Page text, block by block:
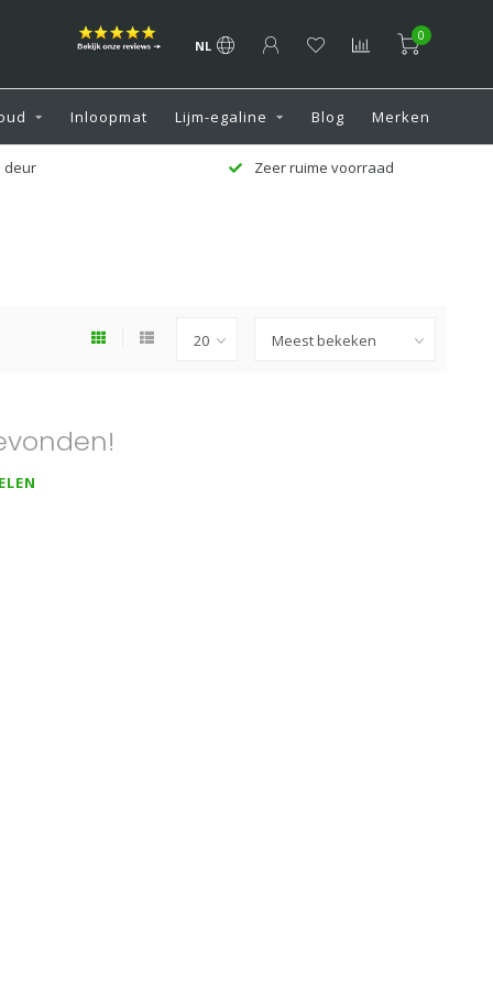
NL
0
Inloopmat Lijm-egaline Blog Merken
deur Zeer ruime voorraad